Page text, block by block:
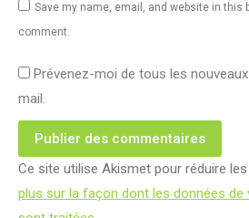
Save my name, email, and website in this
comment.
Prévenez-moi de tous les
mail.
Publier des commentaires
Ce site utilise Akismet pour réduire
plus sur la façon dont les données